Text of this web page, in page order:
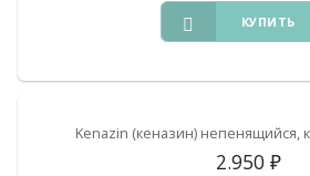
КУПИТЬ
Kenazin (кеназин) непенящийся,
2.950 ₽